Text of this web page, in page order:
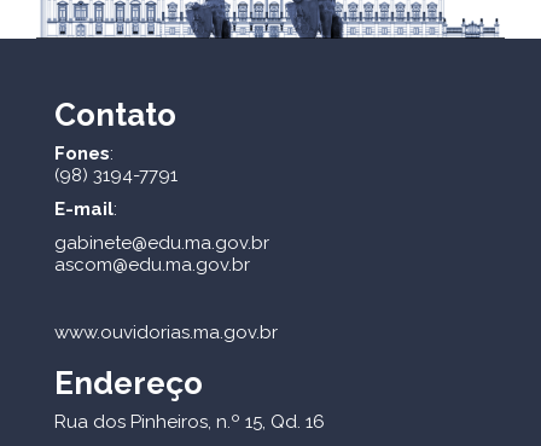
Contato
Fones:
(98) 3194-7791
E-mail:
gabinete@edu.ma.gov.br
ascom@edu.ma.gov.br
www.ouvidorias.ma.gov.br
Endereço
Rua dos Pinheiros, n.º 15, Qd. 16